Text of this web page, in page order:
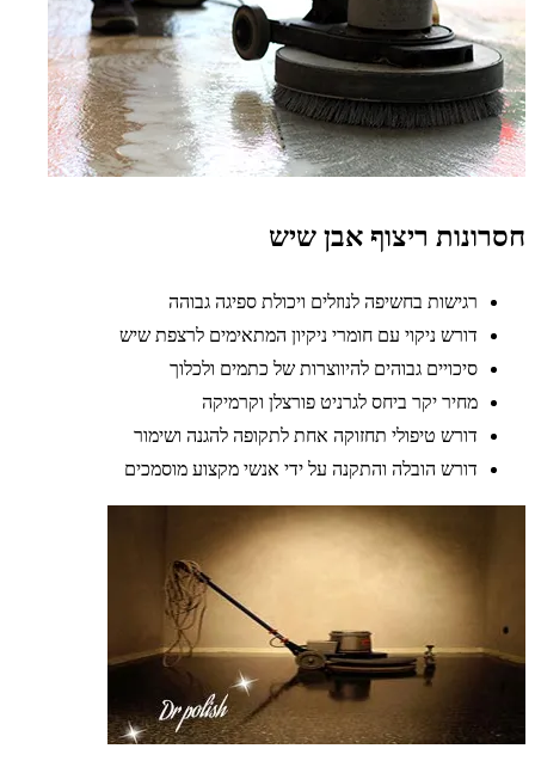
חסרונות ריצוף אבן שיש
רגישות בחשיפה לנוזלים ויכולת ספיגה גבוהה
דורש ניקוי עם חומרי ניקיון המתאימים לרצפת שיש
סיכויים גבוהים להיווצרות של כתמים ולכלוך
מחיר יקר ביחס לגרניט פורצלן וקרמיקה
דורש טיפולי תחזוקה אחת לתקופה להגנה ושימור
דורש הובלה והתקנה על ידי אנשי מקצוע מוסמכים